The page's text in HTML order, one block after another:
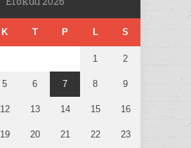
K T P L S
1 2
5 6 7 8 9
12 13 14 15 16
19 20 21 22 23